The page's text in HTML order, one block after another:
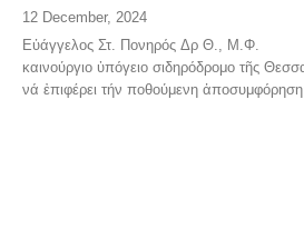
12 December, 2024
Εὐάγγελος Στ. Πονηρός Δρ Θ., Μ.Φ. Μπήκαμε στόν
καινούργιο ὑπόγειο σιδηρόδρομο τῆς
νά ἐπιφέρει τήν ποθούμενη ἀποσυμφόρηση